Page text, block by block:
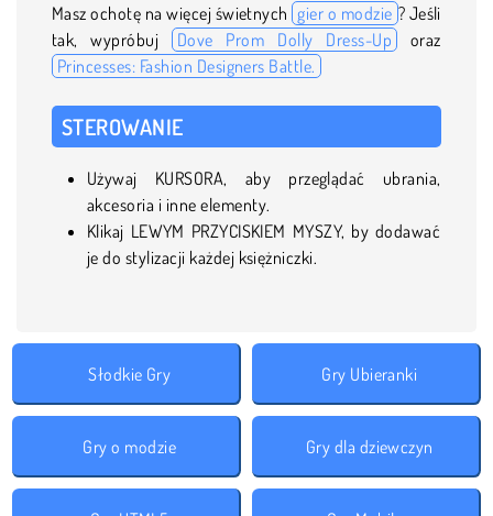
Masz ochotę na więcej świetnych gier o modzie ? Jeśli
tak, wypróbuj
Dove Prom Dolly Dress-Up
oraz
Princesses: Fashion Designers Battle.
STEROWANIE
Używaj KURSORA, aby przeglądać ubrania,
akcesoria i inne elementy.
Klikaj LEWYM PRZYCISKIEM MYSZY, by dodawać
je do stylizacji każdej księżniczki.
Słodkie Gry Gry Ubieranki
Gry o modzie Gry dla dziewczyn